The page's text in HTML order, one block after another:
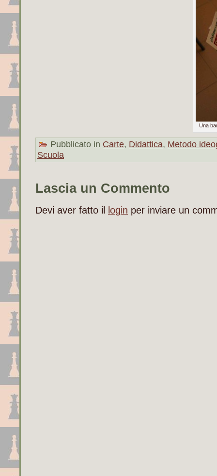
Una
Pubblicato in Carte, Didattica, Metodo
Scuola
Lascia un Commento
Devi aver fatto il login per inviare un